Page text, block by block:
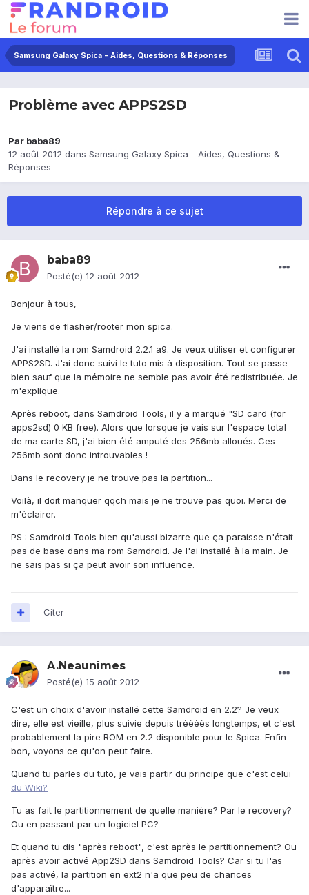
Samsung Galaxy Spica - Aides, Questions & Réponses
Problème avec APPS2SD
Par baba89
12 août 2012 dans Samsung Galaxy Spica - Aides, Questions &
Réponses
Répondre à ce sujet
baba89
Posté(e) 12 août 2012
Bonjour à tous,
Je viens de flasher/rooter mon spica.
J'ai installé la rom Samdroid 2.2.1 a9. Je veux utiliser et configurer
APPS2SD. J'ai donc suivi le tuto mis à disposition. Tout se passe
bien sauf que la mémoire ne semble pas avoir été redistribuée. Je
m'explique.
Après reboot, dans Samdroid Tools, il y a marqué "SD card (for
apps2sd) 0 KB free). Alors que lorsque je vais sur l'espace total
de ma carte SD, j'ai bien été amputé des 256mb alloués. Ces
256mb sont donc introuvables !
Dans le recovery je ne trouve pas la partition...
Voilà, il doit manquer qqch mais je ne trouve pas quoi. Merci de
m'éclairer.
PS : Samdroid Tools bien qu'aussi bizarre que ça paraisse n'était
pas de base dans ma rom Samdroid. Je l'ai installé à la main. Je
ne sais pas si ça peut avoir son influence.
Citer
A.Neaunîmes
Posté(e) 15 août 2012
C'est un choix d'avoir installé cette Samdroid en 2.2? Je veux
dire, elle est vieille, plus suivie depuis trèèèès longtemps, et c'est
probablement la pire ROM en 2.2 disponible pour le Spica. Enfin
bon, voyons ce qu'on peut faire.
Quand tu parles du tuto, je vais partir du principe que c'est celui
du Wiki?
Tu as fait le partitionnement de quelle manière? Par le recovery?
Ou en passant par un logiciel PC?
Et quand tu dis "après reboot", c'est après le partitionnement? Ou
après avoir activé App2SD dans Samdroid Tools? Car si tu l'as
pas activé, la partition en ext2 n'a que peu de chances
d'apparaître...